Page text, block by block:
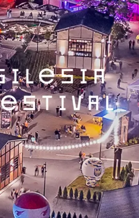
2026-12-11
14.78 km
LORD OF THE DANCE 2026
Katowice
2026-12-11
14.78 km
Poland Bachaturo Festiwal
Katowice
2026-08-14
14.88 km
17th WORLD BRIDGE SERIES
– Katowice 2026
Katowice
2026-08-20
14.88 km
Muzyka zespołu Metallica
symfonicznie 2026
Katowice
2026-11-14
14.96 km